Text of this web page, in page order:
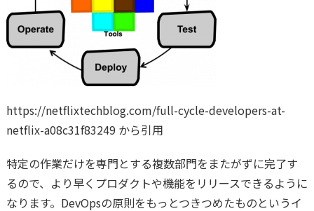
https://netflixtechblog.com/full-cycle-developers-at-
netflix-a08c31f83249 から引用
特定の作業だけを専門とする複数部門をまたがずに完了す
るので、より早くプロダクトや機能をリリースできるように
なります。DevOpsの原則をもっとつきつめたものというイ